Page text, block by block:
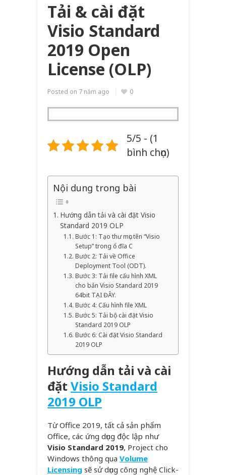
Tải & cài đặt
Visio Standard
2019 Open
License (OLP)
Posted on 7 năm ago 0
5/5 - (1
bình chọn)
Nội dung trong bài
Hướng dẫn tải và cài đặt Visio
Standard 2019 OLP
Bước 1: Tạo thư mục tên “Visio
Setup” trong ổ đĩa C
Bước 2: Tải về Office
Deployment Tool (ODT).
Bước 3: Tải file cấu hình XML
cho bản Visio Standard 2019
64bit TẠI ĐÂY.
Bước 4: Cấu hình file XML
Bước 5: Tải bộ cài đặt Visio
Standard 2019 OLP
Bước 6: Cài đặt Visio Standard
2019 OLP
Hướng dẫn tải và cài
đặt Visio Standard
2019 OLP
Từ Office 2019, tất cả sản phẩm
Office, các ứng dụng độc lập như
Visio Standard 2019, Project cho
Windows thông qua Volume
Licensing sẽ sử dụng công nghệ Click-